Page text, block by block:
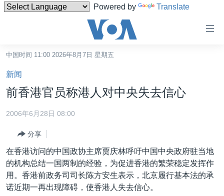
Powered by Translate
碍
链
接
转
转
到
港澳
国际
最新国际新闻
印太
分类新闻
经济·金融·贸易
美中关系
中国时间 11:00 2026年8月7日 星期五
新闻
前香港官员称港人对中央失去信心
2006年6月28日 08:00
分享
在香港访问的中国政协主席贾庆林呼吁中国中央政府驻当地
的机构总结一国两制的经验，为促进香港的繁荣稳定发挥作
用。香港前政务司司长陈方安生表示，北京履行基本法的承
诺近期一再出现障碍，使香港人失去信心。